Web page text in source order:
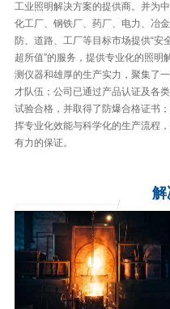
工业照明解决方案的提供商。并为
化工厂、钢铁厂、药厂、电力、冶
防、道路、工厂等目标市场提供“安
超所值”的服务，提供专业化的照明
测仪器和雄厚的生产实力，聚集了
才队伍；公司已通过产品认证及各
试验合格，并取得了防爆合格证书
挥专业化效能与科学化的生产流程
有力的保证。
解